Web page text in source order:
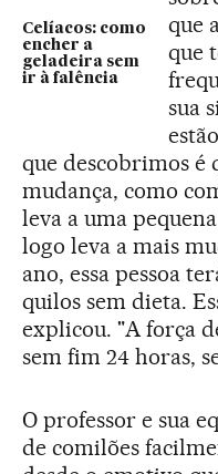
Celíacos: como
encher a
geladeira sem
ir à falência
que
que
sua
que descobrimos é
mudança, como
leva a uma
logo leva a mais
ano, essa pessoa
quilos sem dieta.
explicou. "A força
sem fim 24 horas,
O professor e sua
de comilões